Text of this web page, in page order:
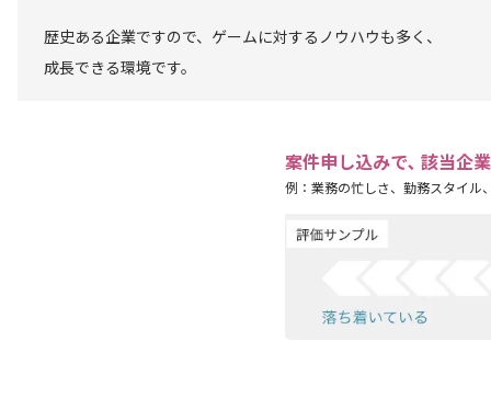
歴史ある企業ですので、ゲームに対するノウハウも多く、
成長できる環境です。
案件申し込みで､ 該当企
例：業務の忙しさ、勤務スタイル